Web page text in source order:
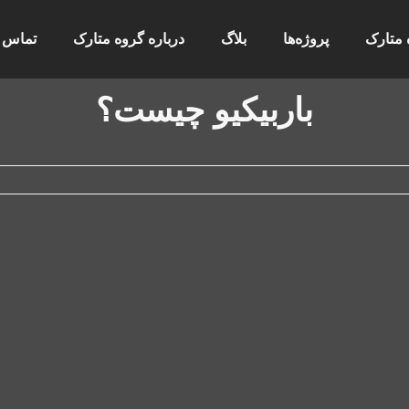
متارک پروژه‌ها بلاگ درباره گروه متارک تماس
باربیکیو چیست؟